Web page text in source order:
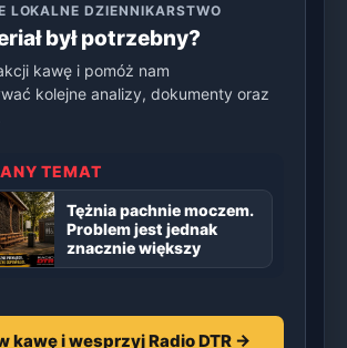
LOKALNE DZIENNIKARSTWO
był potrzebny?
kawę i pomóż nam
kolejne analizy, dokumenty oraz
TEMAT
Tężnia pachnie moczem.
Problem jest jednak
znacznie większy
kawę i wesprzyj Radio DTR →